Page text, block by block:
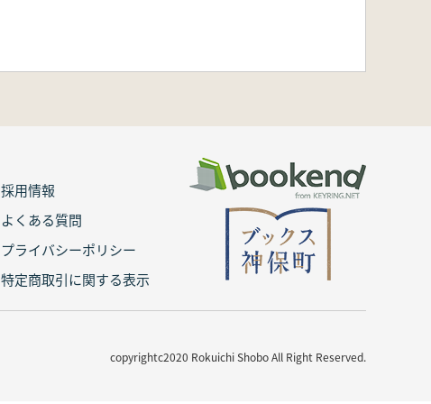
採用情報
よくある質問
プライバシーポリシー
特定商取引に関する表示
copyrightc2020 Rokuichi Shobo All Right Reserved.